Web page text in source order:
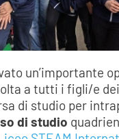
un’importante
a tutti i figli/e
di studio per
di studio